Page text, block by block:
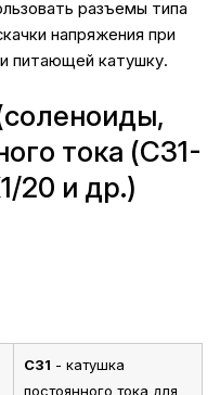
разъемы типа
напряжения при
питающей катушку.
тока (C31-
20 и др.)
C31 - катушка
постоянного тока для